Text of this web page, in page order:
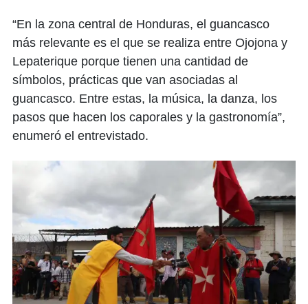
“En la zona central de Honduras, el guancasco
más relevante es el que se realiza entre Ojojona y
Lepaterique porque tienen una cantidad de
símbolos, prácticas que van asociadas al
guancasco. Entre estas, la música, la danza, los
pasos que hacen los caporales y la gastronomía”,
enumeró el entrevistado.